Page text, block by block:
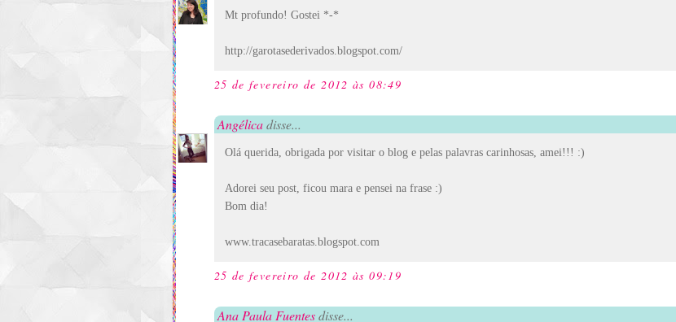
Mt profundo! Gostei *-*
http://garotasederivados.blogspot.com/
25 de fevereiro de 2012 às 08:49
Angélicadisse...
Olá querida, obrigada por visitar o blog e pelas palavras carinhosas, amei!!! :)
Adorei seu post, ficou mara e pensei na frase :)
Bom dia!
www.tracasebaratas.blogspot.com
25 de fevereiro de 2012 às 09:19
Ana Paula Fuentesdisse...